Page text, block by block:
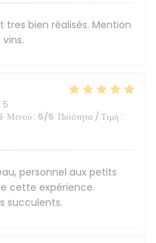
tres bien réalisés. Mention
5
Μενού : 5/5 Ποιότητα / Τιμή :
personnel aux petits
cette expérience.
succulents.